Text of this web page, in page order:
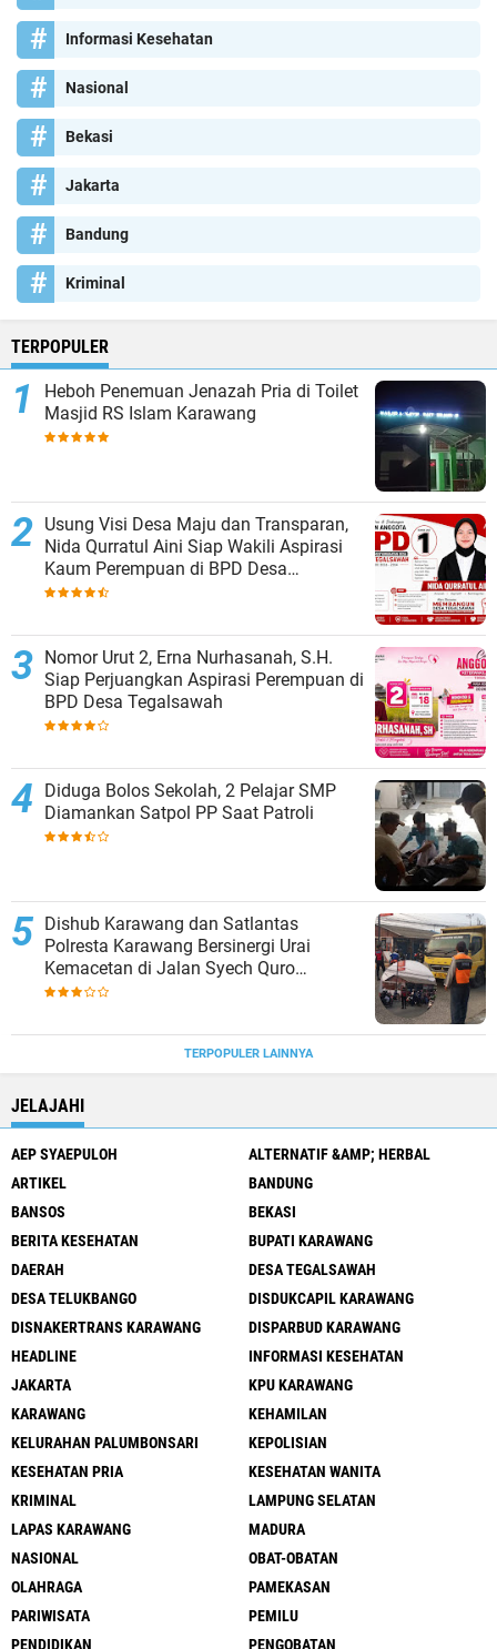
Informasi Kesehatan
Nasional
Bekasi
Jakarta
Bandung
Kriminal
TERPOPULER
Heboh Penemuan Jenazah Pria di Toilet
Masjid RS Islam Karawang
Usung Visi Desa Maju dan Transparan,
Nida Qurratul Aini Siap Wakili Aspirasi
Kaum Perempuan di BPD Desa
Tegalsawah
Nomor Urut 2, Erna Nurhasanah, S.H.
Siap Perjuangkan Aspirasi Perempuan di
BPD Desa Tegalsawah
Diduga Bolos Sekolah, 2 Pelajar SMP
Diamankan Satpol PP Saat Patroli
Dishub Karawang dan Satlantas
Polresta Karawang Bersinergi Urai
Kemacetan di Jalan Syech Quro
Palumbonsari
TERPOPULER LAINNYA
JELAJAHI
AEP SYAEPULOH
ALTERNATIF &AMP; HERBAL
ARTIKEL
BANDUNG
BANSOS
BEKASI
BERITA KESEHATAN
BUPATI KARAWANG
DAERAH
DESA TEGALSAWAH
DESA TELUKBANGO
DISDUKCAPIL KARAWANG
DISNAKERTRANS KARAWANG
DISPARBUD KARAWANG
HEADLINE
INFORMASI KESEHATAN
JAKARTA
KPU KARAWANG
KARAWANG
KEHAMILAN
KELURAHAN PALUMBONSARI
KEPOLISIAN
KESEHATAN PRIA
KESEHATAN WANITA
KRIMINAL
LAMPUNG SELATAN
LAPAS KARAWANG
MADURA
NASIONAL
OBAT-OBATAN
OLAHRAGA
PAMEKASAN
PARIWISATA
PEMILU
PENDIDIKAN
PENGOBATAN